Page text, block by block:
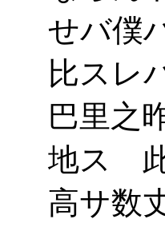
せバ僕
比スレ
巴里之
地ス
高サ数